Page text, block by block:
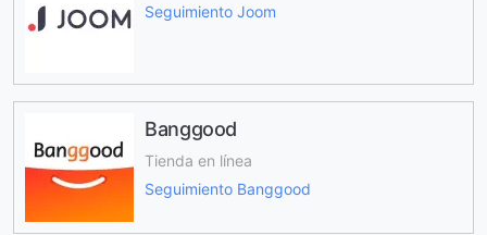
Seguimiento Joom
Banggood
Tienda en línea
Seguimiento Banggood